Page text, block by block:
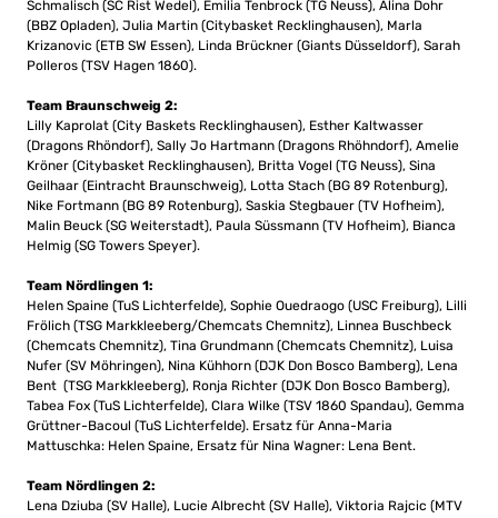
Schmalisch (SC Rist Wedel), Emilia Tenbrock (TG Neuss), Alina Dohr
(BBZ Opladen), Julia Martin (Citybasket Recklinghausen), Marla
Krizanovic (ETB SW Essen), Linda Brückner (Giants Düsseldorf), Sarah
Polleros (TSV Hagen 1860).
Team Braunschweig 2:
Lilly Kaprolat (City Baskets Recklinghausen), Esther Kaltwasser
(Dragons Rhöndorf), Sally Jo Hartmann (Dragons Rhöhndorf), Amelie
Kröner (Citybasket Recklinghausen), Britta Vogel (TG Neuss), Sina
Geilhaar (Eintracht Braunschweig), Lotta Stach (BG 89 Rotenburg),
Nike Fortmann (BG 89 Rotenburg), Saskia Stegbauer (TV Hofheim),
Malin Beuck (SG Weiterstadt), Paula Süssmann (TV Hofheim), Bianca
Helmig (SG Towers Speyer).
Team Nördlingen 1:
Helen Spaine (TuS Lichterfelde), Sophie Ouedraogo (USC Freiburg), Lilli
Frölich (TSG Markkleeberg/Chemcats Chemnitz), Linnea Buschbeck
(Chemcats Chemnitz), Tina Grundmann (Chemcats Chemnitz), Luisa
Nufer (SV Möhringen), Nina Kühhorn (DJK Don Bosco Bamberg), Lena
Bent (TSG Markkleeberg), Ronja Richter (DJK Don Bosco Bamberg),
Tabea Fox (TuS Lichterfelde), Clara Wilke (TSV 1860 Spandau), Gemma
Grüttner-Bacoul (TuS Lichterfelde). Ersatz für Anna-Maria
Mattuschka: Helen Spaine, Ersatz für Nina Wagner: Lena Bent.
Team Nördlingen 2:
Lena Dziuba (SV Halle), Lucie Albrecht (SV Halle), Viktoria Rajcic (MTV